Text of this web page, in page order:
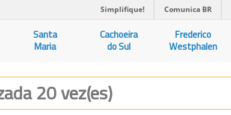
Simplifique! Comunica BR
Santa
Maria
Cachoeira
do Sul
Frederico
Westphalen
20 vez(es)